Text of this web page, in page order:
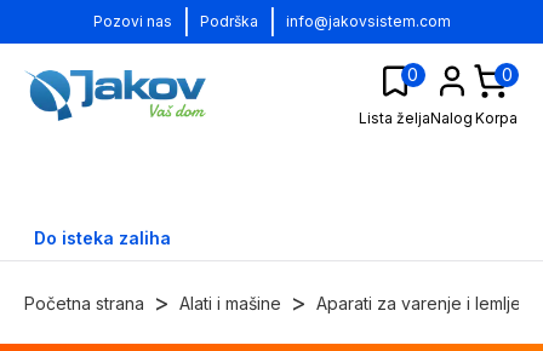
Pozovi nas Podrška info@jakovsistem.com
0
Lista željaNalog
0
Korpa
Do isteka zaliha
Početna strana > Alati i mašine > Aparati za varenje i